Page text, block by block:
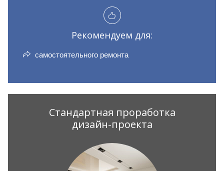
Рекомендуем для:
самостоятельного ремонта
Стандартная проработка
дизайн-проекта